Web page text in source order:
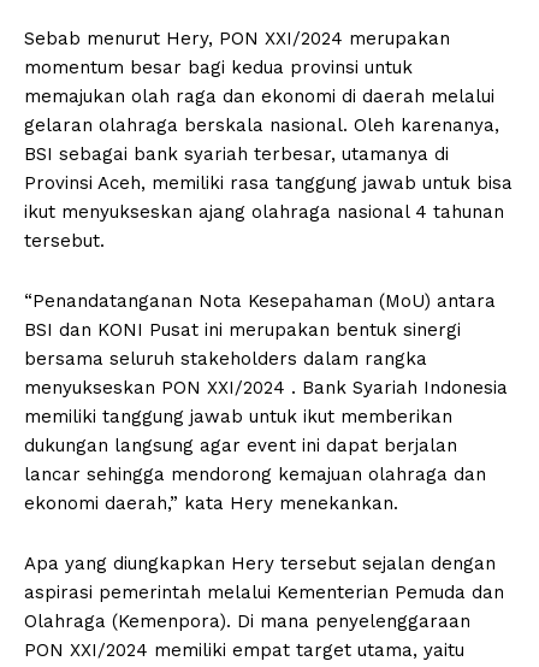
Sebab menurut Hery, PON XXI/2024 merupakan
momentum besar bagi kedua provinsi untuk
memajukan olah raga dan ekonomi di daerah melalui
gelaran olahraga berskala nasional. Oleh karenanya,
BSI sebagai bank syariah terbesar, utamanya di
Provinsi Aceh, memiliki rasa tanggung jawab untuk bisa
ikut menyukseskan ajang olahraga nasional 4 tahunan
tersebut.
“Penandatanganan Nota Kesepahaman (MoU) antara
BSI dan KONI Pusat ini merupakan bentuk sinergi
bersama seluruh stakeholders dalam rangka
menyukseskan PON XXI/2024 . Bank Syariah Indonesia
memiliki tanggung jawab untuk ikut memberikan
dukungan langsung agar event ini dapat berjalan
lancar sehingga mendorong kemajuan olahraga dan
ekonomi daerah,” kata Hery menekankan.
Apa yang diungkapkan Hery tersebut sejalan dengan
aspirasi pemerintah melalui Kementerian Pemuda dan
Olahraga (Kemenpora). Di mana penyelenggaraan
PON XXI/2024 memiliki empat target utama, yaitu